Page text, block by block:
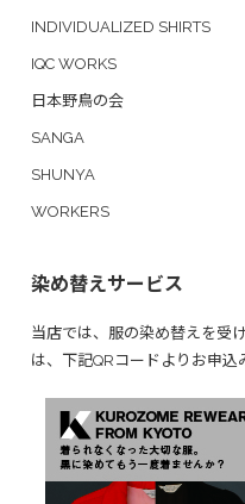
INDIVIDUALIZED SHIRTS
IQC WORKS
日本野鳥の会
SANGA
SHUNYA
WORKERS
染め替えサービス
当店では、服の染め替えを受
は、下記QRコードよりお申込